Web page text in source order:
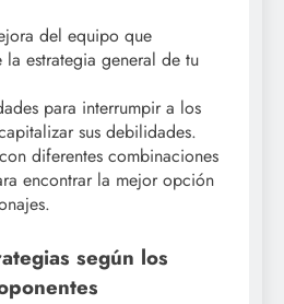
del equipo que
la estrategia general de tu
para interrumpir a los
sus debilidades.
diferentes combinaciones
encontrar la mejor opción
según los